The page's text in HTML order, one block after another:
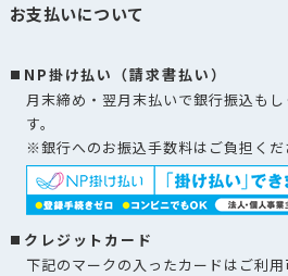
お支払いについて
NP掛け払い（請求書払い）
月末締め・翌月末払いで銀行振込も
す。
※銀行へのお振込手数料はご負担くだ
クレジットカード
下記のマークの入ったカードはご利用